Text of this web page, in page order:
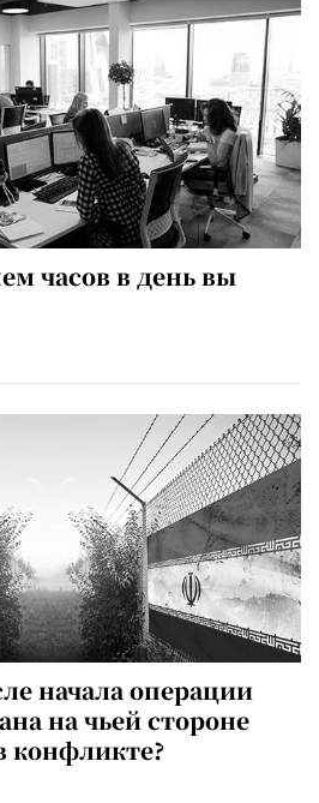
часов в день вы
начала операции
на чьей стороне
конфликте?